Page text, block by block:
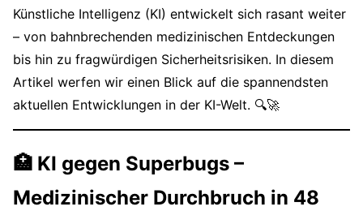
Künstliche Intelligenz (KI) entwickelt sich rasant weiter
– von bahnbrechenden medizinischen Entdeckungen
bis hin zu fragwürdigen Sicherheitsrisiken. In diesem
Artikel werfen wir einen Blick auf die spannendsten
aktuellen Entwicklungen in der KI-Welt. 🔍🚀
🏥 KI gegen Superbugs –
Medizinischer Durchbruch in 48